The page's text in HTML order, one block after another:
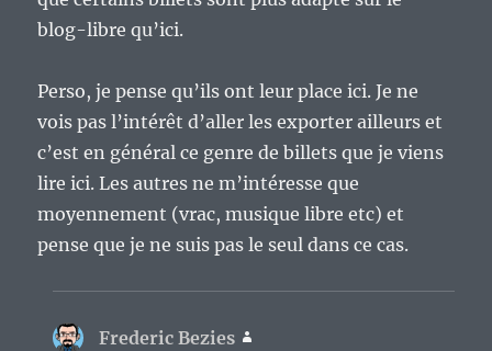
blog-libre qu’ici.
Perso, je pense qu’ils ont leur place ici. Je ne
vois pas l’intérêt d’aller les exporter ailleurs et
c’est en général ce genre de billets que je viens
lire ici. Les autres ne m’intéresse que
moyennement (vrac, musique libre etc) et
pense que je ne suis pas le seul dans ce cas.
Frederic Bezies